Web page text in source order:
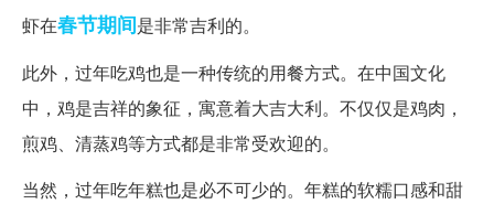
虾在春节期间是非常吉利的。
此外，过年吃鸡也是一种传统的用餐方式。在中国文化
中，鸡是吉祥的象征，寓意着大吉大利。不仅仅是鸡肉，
煎鸡、清蒸鸡等方式都是非常受欢迎的。
当然，过年吃年糕也是必不可少的。年糕的软糯口感和甜